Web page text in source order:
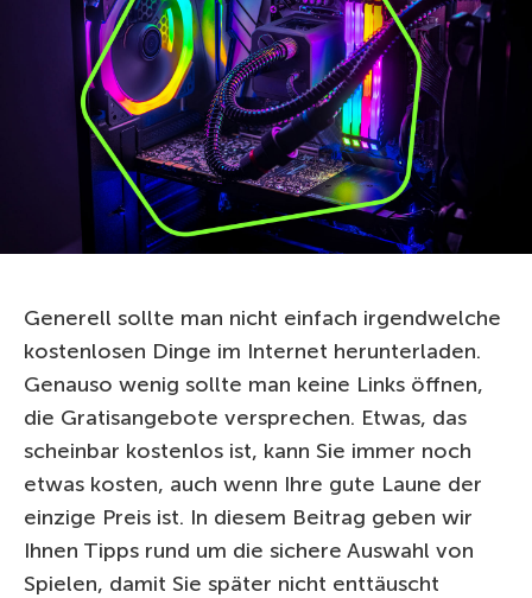
Generell sollte man nicht einfach irgendwelche
kostenlosen Dinge im Internet herunterladen.
Genauso wenig sollte man keine Links öffnen,
die Gratisangebote versprechen. Etwas, das
scheinbar kostenlos ist, kann Sie immer noch
etwas kosten, auch wenn Ihre gute Laune der
einzige Preis ist. In diesem Beitrag geben wir
Ihnen Tipps rund um die sichere Auswahl von
Spielen, damit Sie später nicht enttäuscht